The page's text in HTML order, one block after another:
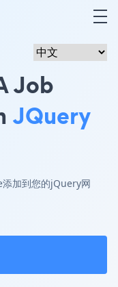
Job
JQuery
加到您的jQuery网